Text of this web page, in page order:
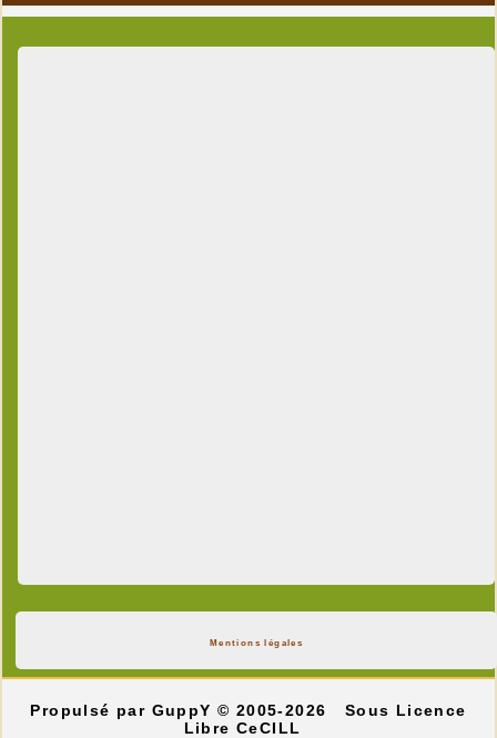
Mentions légales
Propulsé par GuppY© 2005-2026
Sous Licence
Libre CeCILL